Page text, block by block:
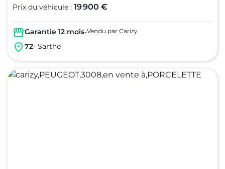
Prix du véhicule : 19 900 €
Garantie 12 mois-Vendu par Carizy
72- Sarthe